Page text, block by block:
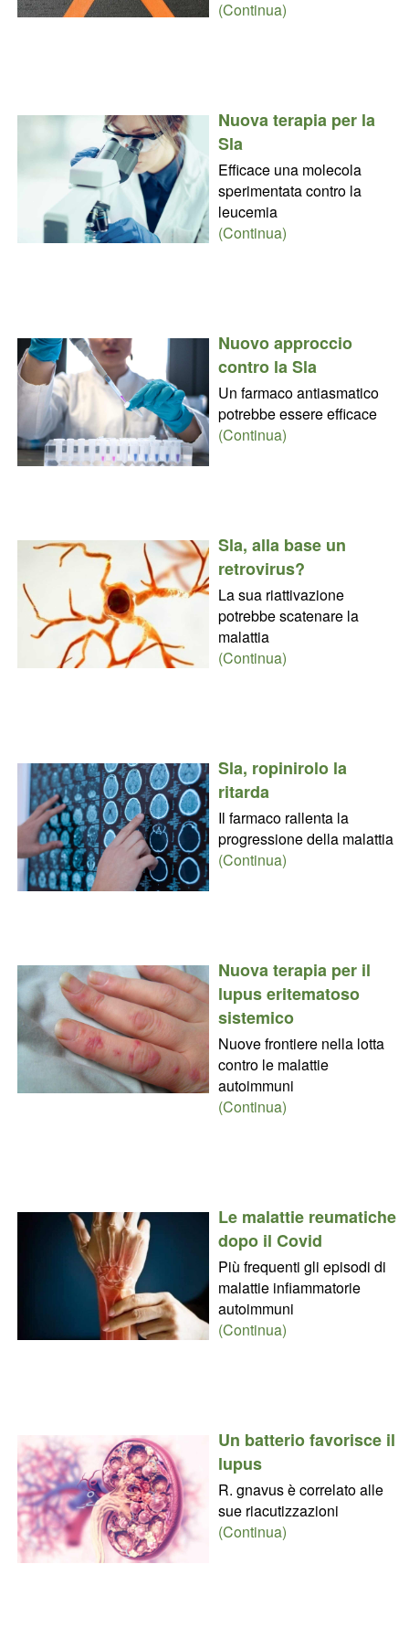
(Continua)
Nuova terapia per la
Sla
Efficace una molecola
sperimentata contro la
leucemia
(Continua)
Nuovo approccio
contro la Sla
Un farmaco antiasmatico
potrebbe essere efficace
(Continua)
Sla, alla base un
retrovirus?
La sua riattivazione
potrebbe scatenare la
malattia
(Continua)
Sla, ropinirolo la
ritarda
Il farmaco rallenta la
progressione della malattia
(Continua)
Nuova terapia per il
lupus eritematoso
sistemico
Nuove frontiere nella lotta
contro le malattie
autoimmuni
(Continua)
Le malattie reumatiche
dopo il Covid
Più frequenti gli episodi di
malattie infiammatorie
autoimmuni
(Continua)
Un batterio favorisce il
lupus
R. gnavus è correlato alle
sue riacutizzazioni
(Continua)